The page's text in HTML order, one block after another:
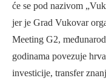
će se pod nazivom
jer je Grad Vukovar
Meeting G2,
godinama povezuje
investicije, transfer